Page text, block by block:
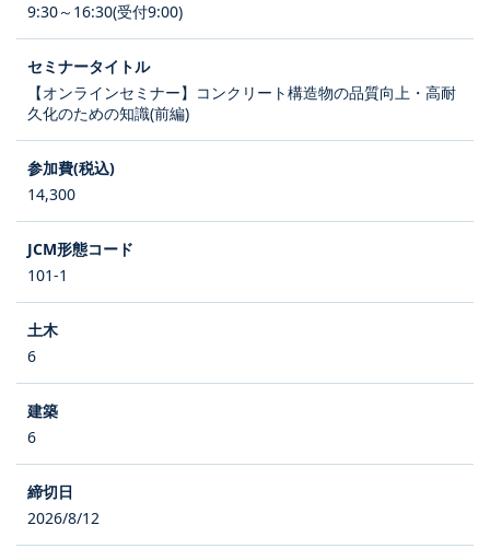
9:30～16:30(受付9:00)
【オンラインセミナー】コンクリート構造物の品質向上・高耐
久化のための知識(前編)
14,300
101-1
6
6
2026/8/12